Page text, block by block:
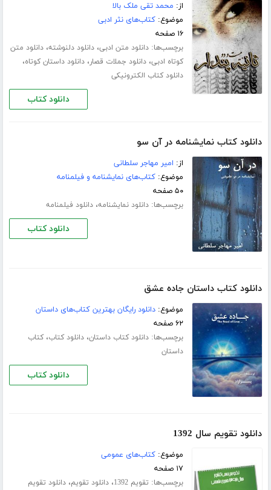
از: محمد تقی ملک بالا
موضوع:کتاب‌های نثر ادبی
۱۶ صفحه
برچسب‌ها:دانلود متن ادبی،دانلود دلنوشته،دانلود متن
کوتاه ادبی،دانلود جملات قصار،دانلود داستان کوتاه،
دانلود کتاب الکترونیکی
دانلود کتاب
دانلود کتاب نمایشنامه در آن سو
از: امیر مهاجر سلطانی
موضوع:کتاب‌های نمایشنامه و فیلمنامه
۵۰ صفحه
برچسب‌ها:دانلود نمایشنامه،دانلود فیلمنامه
دانلود کتاب
دانلود کتاب داستان جاده عشق
موضوع:دانلود رایگان بهترین کتاب‌های داستان
۶۲ صفحه
برچسب‌ها:دانلود کتاب داستان،دانلود کتاب،کتاب
داستان
دانلود کتاب
دانلود تقویم سال 1392
موضوع:کتاب‌های عمومی
۱۷ صفحه
برچسب‌ها: تقویم 1392 ،دانلود تقویم،دانلود تقویم